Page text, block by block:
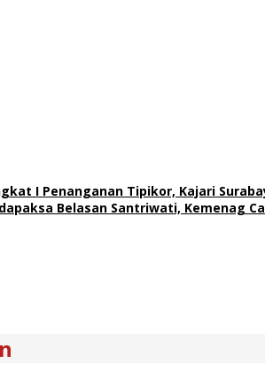
I Penanganan Tipikor, Kajari
Belasan Santriwati, Kemenag